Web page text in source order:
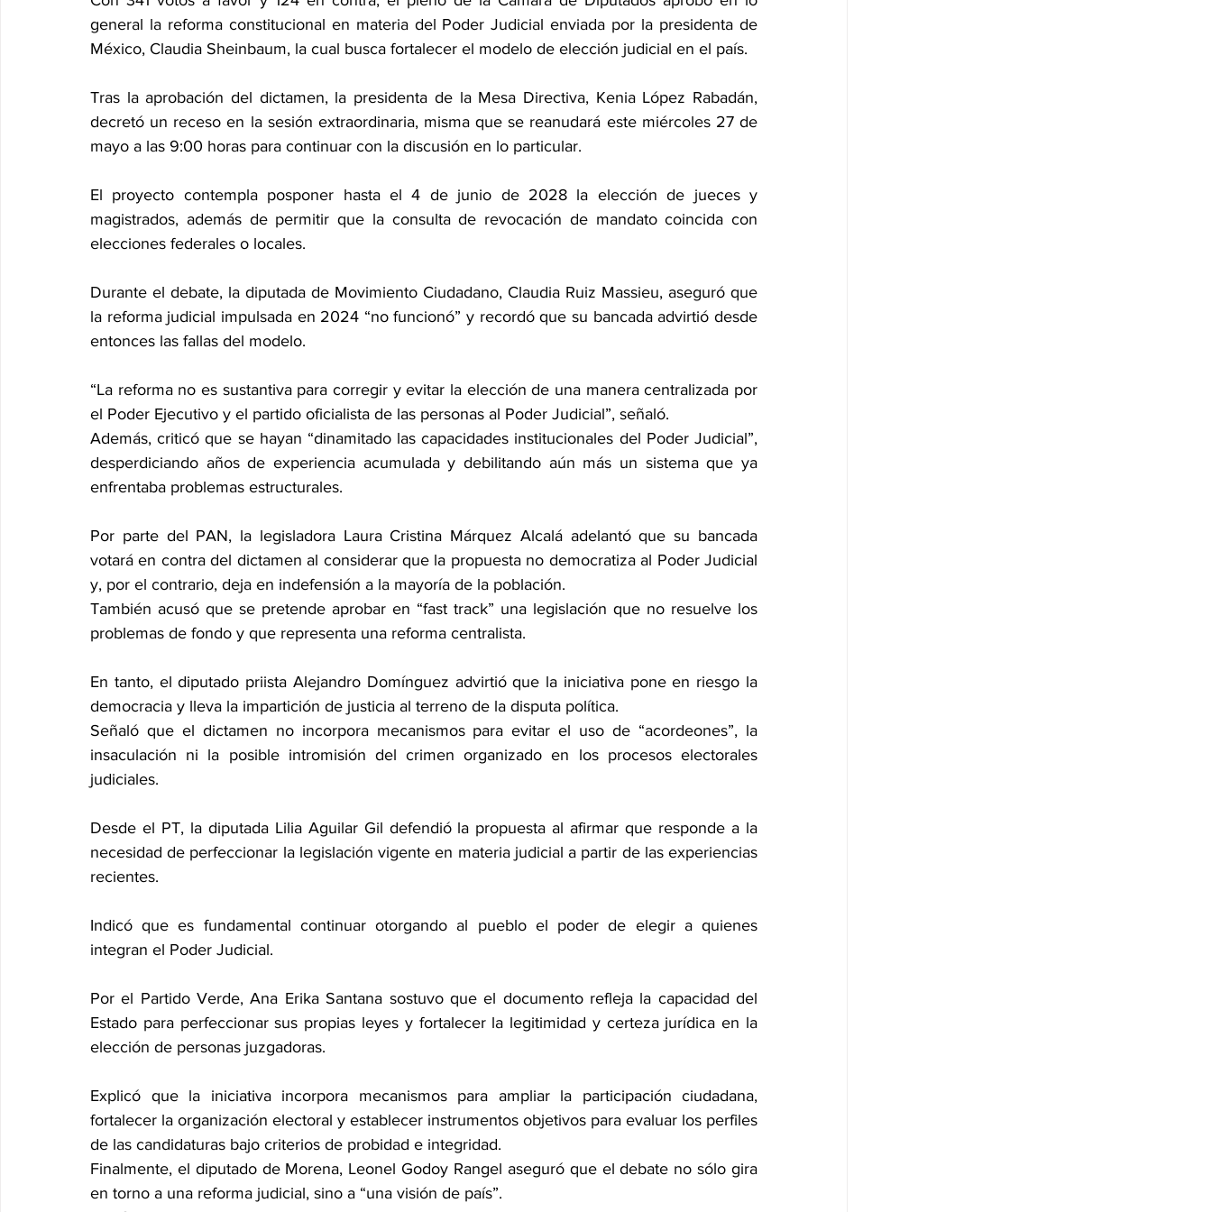
general la reforma constitucional en materia del Poder Judicial enviada por la presidenta de
México, Claudia Sheinbaum, la cual busca fortalecer el modelo de elección judicial en el país.
Tras la aprobación del dictamen, la presidenta de la Mesa Directiva, Kenia López Rabadán,
decretó un receso en la sesión extraordinaria, misma que se reanudará este miércoles 27 de
mayo a las 9:00 horas para continuar con la discusión en lo particular.
El proyecto contempla posponer hasta el 4 de junio de 2028 la elección de jueces y
magistrados, además de permitir que la consulta de revocación de mandato coincida con
elecciones federales o locales.
Durante el debate, la diputada de Movimiento Ciudadano, Claudia Ruiz Massieu, aseguró que
la reforma judicial impulsada en 2024 “no funcionó” y recordó que su bancada advirtió desde
entonces las fallas del modelo.
“La reforma no es sustantiva para corregir y evitar la elección de una manera centralizada por
el Poder Ejecutivo y el partido oficialista de las personas al Poder Judicial”, señaló.
Además, criticó que se hayan “dinamitado las capacidades institucionales del Poder Judicial”,
desperdiciando años de experiencia acumulada y debilitando aún más un sistema que ya
enfrentaba problemas estructurales.
Por parte del PAN, la legisladora Laura Cristina Márquez Alcalá adelantó que su bancada
votará en contra del dictamen al considerar que la propuesta no democratiza al Poder Judicial
y, por el contrario, deja en indefensión a la mayoría de la población.
También acusó que se pretende aprobar en “fast track” una legislación que no resuelve los
problemas de fondo y que representa una reforma centralista.
En tanto, el diputado priista Alejandro Domínguez advirtió que la iniciativa pone en riesgo la
democracia y lleva la impartición de justicia al terreno de la disputa política.
Señaló que el dictamen no incorpora mecanismos para evitar el uso de “acordeones”, la
insaculación ni la posible intromisión del crimen organizado en los procesos electorales
judiciales.
Desde el PT, la diputada Lilia Aguilar Gil defendió la propuesta al afirmar que responde a la
necesidad de perfeccionar la legislación vigente en materia judicial a partir de las experiencias
recientes.
Indicó que es fundamental continuar otorgando al pueblo el poder de elegir a quienes
integran el Poder Judicial.
Por el Partido Verde, Ana Erika Santana sostuvo que el documento refleja la capacidad del
Estado para perfeccionar sus propias leyes y fortalecer la legitimidad y certeza jurídica en la
elección de personas juzgadoras.
Explicó que la iniciativa incorpora mecanismos para ampliar la participación ciudadana,
fortalecer la organización electoral y establecer instrumentos objetivos para evaluar los perfiles
de las candidaturas bajo criterios de probidad e integridad.
Finalmente, el diputado de Morena, Leonel Godoy Rangel aseguró que el debate no sólo gira
en torno a una reforma judicial, sino a “una visión de país”.